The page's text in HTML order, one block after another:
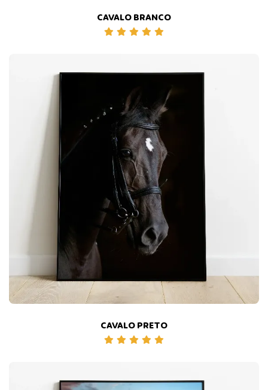
CAVALO BRANCO
CAVALO PRETO